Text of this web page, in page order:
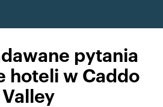
pytania
hoteli w Caddo
Valley